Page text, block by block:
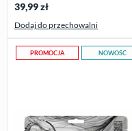
39,99zł
Dodaj do przechowalni
PROMOCJA NOWOŚĆ